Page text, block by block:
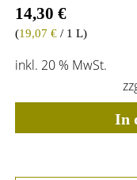
14,30 €
(19,07 €/ 1 L)
inkl. 20 % MwSt.
In